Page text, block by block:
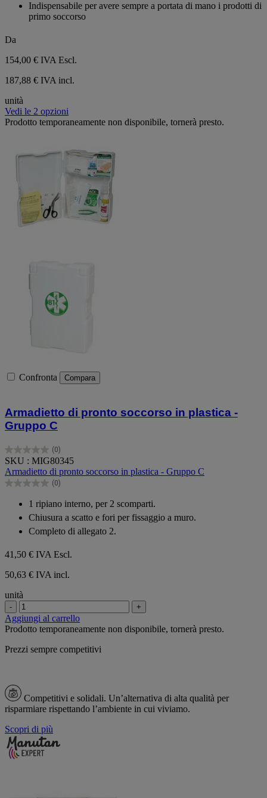
Indispensabile per avere sempre a portata di mano i prodotti di
primo soccorso
Da
154,00 € IVA Escl.
187,88 € IVA incl.
unità
Vedi le 2 opzioni
Prodotto temporaneamente non disponibile, tornerà presto.
Confronta Compara
Armadietto di pronto soccorso in plastica -
Gruppo C
(0)
0.0
su
5
stelle.
SKU : MIG80345
Armadietto di pronto soccorso in plastica - Gruppo C
(0)
0.0
stelle.
1 ripiano interno, per 2 scomparti.
Chiusura a scatto e fori per fissaggio a muro.
Completo di allegato 2.
41,50 € IVA Escl.
50,63 € IVA incl.
unità
- +
Aggiungi al carrello
Prodotto temporaneamente non disponibile, tornerà presto.
Prezzi sempre competitivi
Competitivi e solidali. Un’alternativa di alta qualità per
risparmiare rispettando l’ambiente in cui viviamo.
Scopri di più